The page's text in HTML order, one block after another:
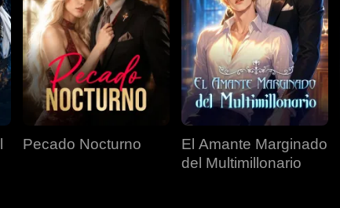
Pecado Nocturno
El Amante Marginado
del Multimillonario